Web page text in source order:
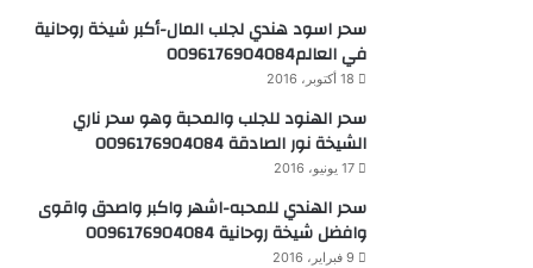
سحر اسود هندي لجلب المال-أكبر شيخة روحانية
في العالم0096176904084
18 أكتوبر، 2016
سحر الهنود للجلب والمحبة وهو سحر ناري
الشيخة نور الصادقة 0096176904084
17 يونيو، 2016
سحر الهندي للمحبه-اشهر واكبر واصدق واقوى
وافضل شيخة روحانية 0096176904084
9 فبراير، 2016